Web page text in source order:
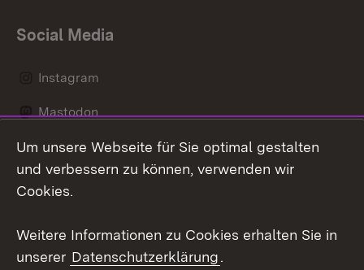
Social Media
Instagram
Mastodon
Messenger
Um unsere Webseite für Sie optimal gestalten
und verbessern zu können, verwenden wir
Cookies.
Weitere Informationen zu Cookies erhalten Sie in
unserer Datenschutzerklärung.